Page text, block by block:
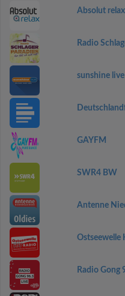
Absolut relax
Radio
sunshine
GAYFM
SWR4 BW
Antenne
Ostseewelle
Radio Gong